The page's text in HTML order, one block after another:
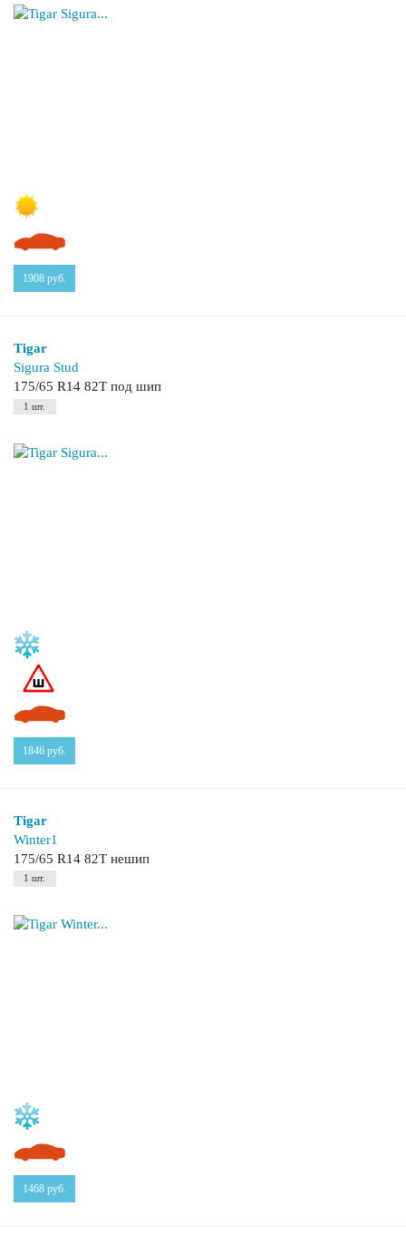
1908 руб.
Tigar
Sigura Stud
175/65 R14 82T под шип
1 шт.
1846 руб.
Tigar
Winter1
175/65 R14 82T нешип
1 шт.
1468 руб.